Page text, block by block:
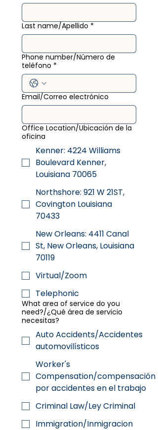
Last name/Apellido *
Phone number/Número de
teléfono *
Email/Correo electrónico
Office Location/Ubicación de la
oficina
Kenner: 4224 Williams
Boulevard Kenner,
Louisiana 70065
Northshore: 921 W 21ST,
Covington Louisiana
70433
New Orleans: 4411 Canal
St, New Orleans, Louisiana
70119
Virtual/Zoom
Telephonic
What area of service do you
need?/¿Qué área de servicio
necesitas?
Auto Accidents/Accidentes
automovilísticos
Worker's
Compensation/compensación
por accidentes en el trabajo
Criminal Law/Ley Criminal
Immigration/Inmigracion